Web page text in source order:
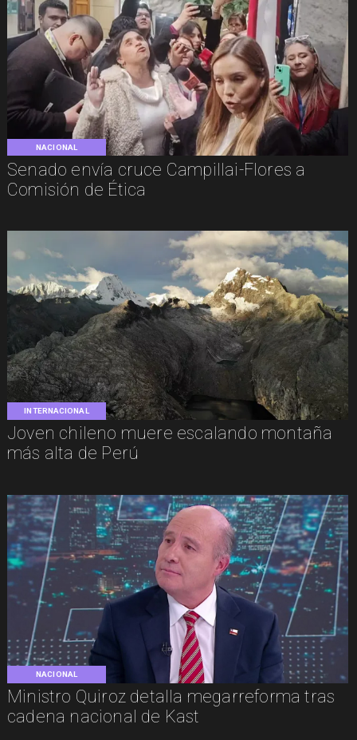
NACIONAL
Senado envía cruce Campillai-Flores a
Comisión de Ética
INTERNACIONAL
Joven chileno muere escalando montaña
más alta de Perú
NACIONAL
Ministro Quiroz detalla megarreforma tras
cadena nacional de Kast